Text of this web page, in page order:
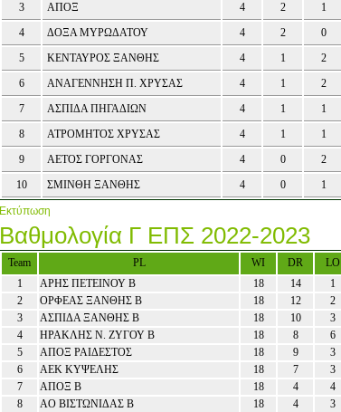
3
ΑΠΟΞ 4 2 1
4
ΔΟΞΑ ΜΥΡΩΔΑΤΟΥ 4 2 0
5
ΚΕΝΤΑΥΡΟΣ ΞΑΝΘΗΣ 4 1 2
6
ΑΝΑΓΕΝΝΗΣΗ Π. ΧΡΥΣΑΣ 4 1 2
7
ΑΣΠΙΔΑ ΠΗΓΑΔΙΩΝ 4 1 1
8
ΑΤΡΟΜΗΤΟΣ ΧΡΥΣΑΣ 4 1 1
9
ΑΕΤΟΣ ΓΟΡΓΟΝΑΣ 4 0 2
10
ΣΜΙΝΘΗ ΞΑΝΘΗΣ 4 0 1
Εκτύπωση
Βαθμολογία Γ ΕΠΣ 2022-2023
Team PL WI DR LO
1
ΑΡΗΣ ΠΕΤΕΙΝΟΥ Β 18 14 1
2
ΟΡΦΕΑΣ ΞΑΝΘΗΣ Β 18 12 2
3
ΑΣΠΙΔΑ ΞΑΝΘΗΣ Β 18 10 3
4
ΗΡΑΚΛΗΣ Ν. ΖΥΓΟΥ Β 18 8 6
5
ΑΠΟΞ ΡΑΙΔΕΣΤΟΣ 18 9 3
6
ΑΕΚ ΚΥΨΕΛΗΣ 18 7 3
7
ΑΠΟΞ Β 18 4 4
8
ΑΟ ΒΙΣΤΩΝΙΔΑΣ Β 18 4 3